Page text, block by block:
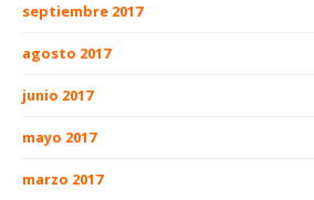
septiembre 2017
agosto 2017
junio 2017
mayo 2017
marzo 2017